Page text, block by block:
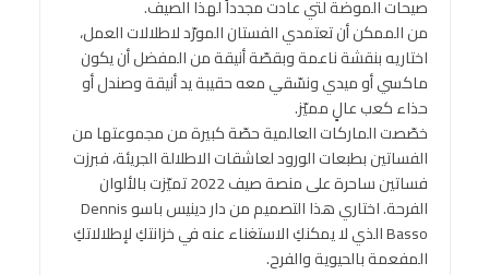
صيحات الموضة لتي عادت مجدداً لهذا الصيف.
من الممكن أن تعتمدي الفستان المورّد لاطلالات العمل،
اختاريه بنقشة ناعمة وبقصّة أنيقة من المفضل أن يكون
ماكسي أو ميدي ونسّقي معه حقيبة يد أنيقة وصندل أو
حذاء كعب عالٍ مميّز.
خصّصت الماركات العالمية حصّة كبيرة من مجموعتها من
الفساتين بطبعات الورود لعاشقات الاطلالة الجريئة، فبرزت
فساتين ساحرة على منصة صيف 2022 تميّزت بالألوان
الفرحة. اختاري هذا التصميم من دار دينيس باسو Dennis
Basso الذي لا يمكنكِ الاستغناء عنه في خزانتكِ لإطلالاتكِ
المفعمة بالحيوية والفرح.